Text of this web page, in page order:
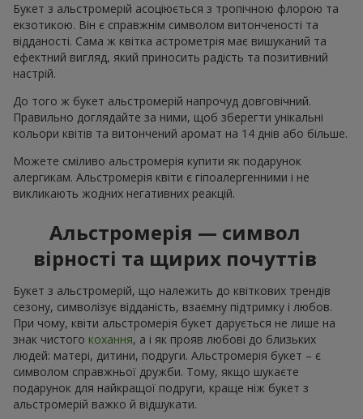
Букет з альстромерій асоціюється з тропічною флорою та
екзотикою. Він є справжнім символом витонченості та
відданості. Сама ж квітка астрометрія має вишуканий та
ефектний вигляд, який приносить радість та позитивний
настрій.
До того ж букет альстромерій напрочуд довговічний.
Правильно доглядайте за ними, щоб зберегти унікальні
кольори квітів та витончений аромат на 14 днів або більше.
Можете сміливо альстромерія купити як подарунок
алергикам. Альстромерія квіти є гіпоалергенними і не
викликають жодних негативних реакцій.
Альстромерія — символ
вірності та щирих почуттів
Букет з альстромерій, що належить до квіткових трендів
сезону, символізує відданість, взаємну підтримку і любов.
При чому, квіти альстромерія букет дарується не лише на
знак чистого кохання, а і як прояв любові до близьких
людей: матері, дитини, подруги. Альстромерія букет – є
символом справжньої дружби. Тому, якщо шукаєте
подарунок для найкращої подруги, краще ніж букет з
альстромерій важко й відшукати.